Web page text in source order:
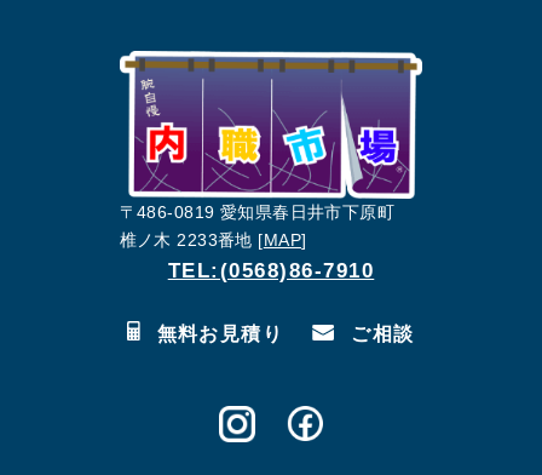
〒486-0819 愛知県春日井市下原町
椎ノ木 2233番地 [MAP]
TEL:(0568)86-7910
無料お見積り ご相談